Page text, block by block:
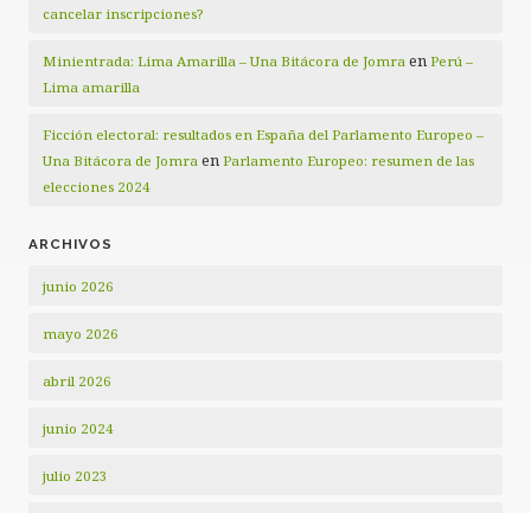
cancelar inscripciones?
Minientrada: Lima Amarilla – Una Bitácora de Jomra en Perú –
Lima amarilla
Ficción electoral: resultados en España del Parlamento Europeo –
Una Bitácora de Jomra en Parlamento Europeo: resumen de las
elecciones 2024
ARCHIVOS
junio 2026
mayo 2026
abril 2026
junio 2024
julio 2023